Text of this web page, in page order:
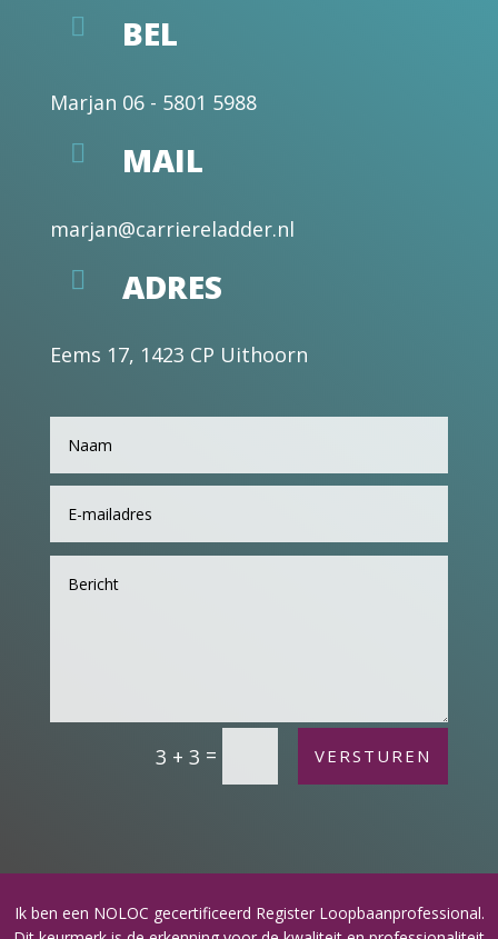
 BEL
Marjan 06 - 5801 5988
 MAIL
marjan@carriereladder.nl
 ADRES
Eems 17, 1423 CP Uithoorn
3 + 3 = VERSTUREN
Ik ben een NOLOC gecertificeerd Register Loopbaanprofessional.